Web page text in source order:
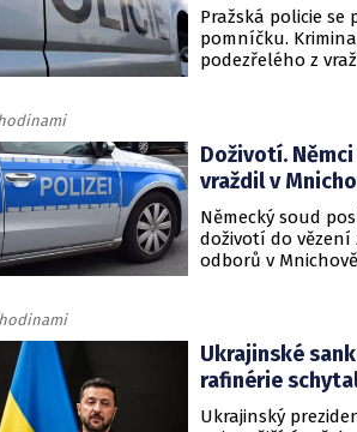
Pražská policie
pomníčku.
podezřelého z
Doživotí.
vraždil v
Německý soud
doživotí do
odborů v
Ukrajinské
rafinérie
Ukrajinský